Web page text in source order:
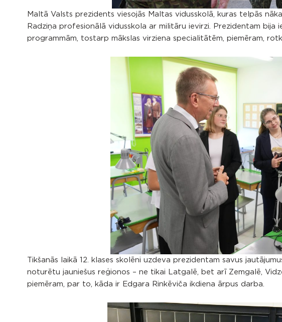
Maltā Valsts prezidents viesojās Maltas vidusskolā, kuras telpās
Radziņa profesionālā vidusskola ar militāru ievirzi. Prezidentam bija
programmām, tostarp mākslas virziena specialitātēm, piemēram,
Tikšanās laikā 12. klases skolēni uzdeva prezidentam savus
noturētu jauniešus reģionos – ne tikai Latgalē, bet arī Zemgalē,
piemēram, par to, kāda ir Edgara Rinkēviča ikdiena ārpus darba.